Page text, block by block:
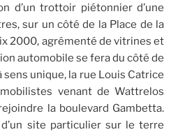
d’un trottoir piétonnier d’une
sur un côté de la Place de la
2000, agrémenté de vitrines et
automobile se fera du côté de
sens unique, la rue Louis Catrice
venant de Wattrelos
la boulevard Gambetta.
site particulier sur le terre